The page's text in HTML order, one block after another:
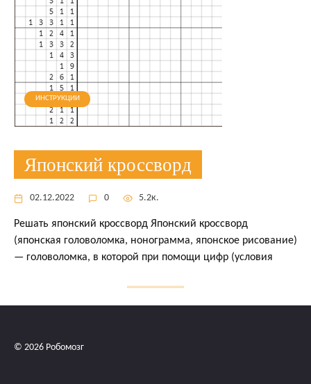
ИНСТРУКЦИИ
Японский кроссворд
02.12.2022 0 5.2к.
Решать японский кроссворд Японский кроссворд
(японская головоломка, нонограмма, японское рисование)
— головоломка, в которой при помощи цифр (условия
© 2026 Робомозг